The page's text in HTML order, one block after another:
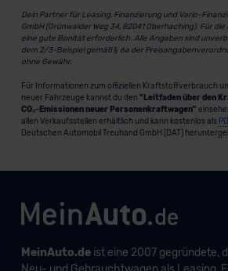
Dein Partner für Leasing, Finanzierung und Vario-
GmbH (Grünwalder Weg 34, 82041 Oberhaching). Für
eine gute Bonität erforderlich. Alle Angaben sind
dem 2/3-Beispiel gemäß § 6a der
ohne Gewähr.
Für Informationen zum offiziellen Kraftstoffverbrauch
neuer Fahrzeuge kannst du den "Leitfaden über den
CO₂-Emissionen neuer Personenkraftwagen"
allen Verkaufsstellen erhältlich und kann kostenlos als
Deutschen Automobil Treuhand GmbH (DAT)
MeinAuto.deist eine 2007 gegründete,